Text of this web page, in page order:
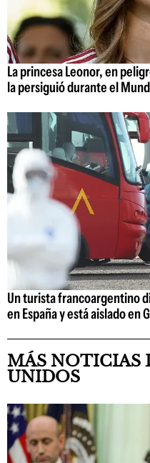
La princesa Leonor, en
la persiguió durante el
Un turista francoargentino
en España y está aislado en
MÁS NOTICIAS
UNIDOS